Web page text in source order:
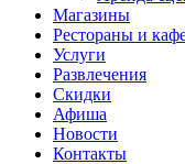
Магазины
Рестораны и
Услуги
Развлечения
Скидки
Афиша
Новости
Контакты